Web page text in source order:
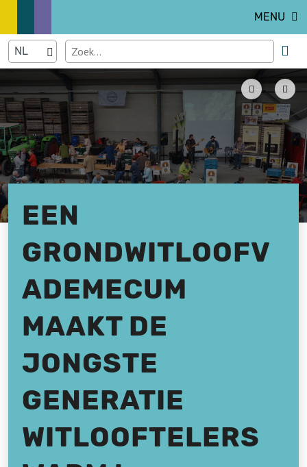
MENU
EEN
GRONDWITLOOFV
ADEMECUM
MAAKT DE
JONGSTE
GENERATIE
WITLOOFTELERS